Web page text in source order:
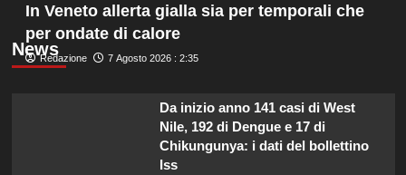
News
In Veneto allerta gialla sia per temporali che
per ondate di calore
Redazione 7 Agosto 2026 : 2:35
Da inizio anno 141 casi di West
Nile, 192 di Dengue e 17 di
Chikungunya: i dati del bollettino
Iss